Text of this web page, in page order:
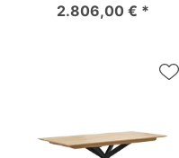
2.806,00 € *